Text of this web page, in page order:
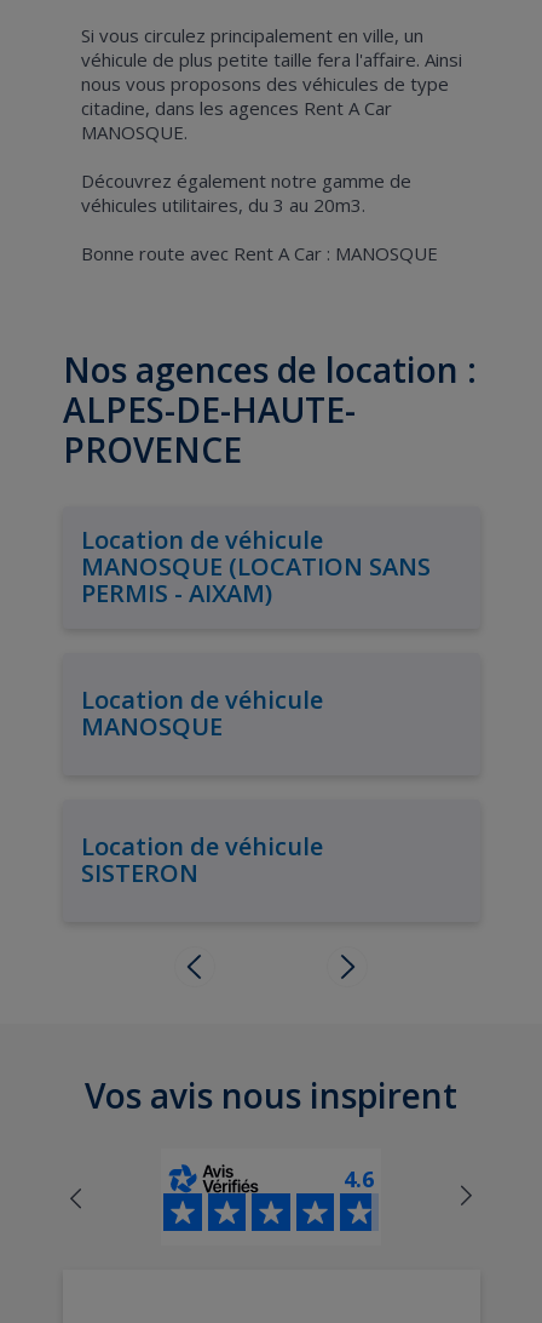
Si vous circulez principalement en ville, un
véhicule de plus petite taille fera l'affaire. Ainsi
nous vous proposons des véhicules de type
citadine, dans les agences Rent A Car
MANOSQUE.
Découvrez également notre gamme de
véhicules utilitaires, du 3 au 20m3.
Bonne route avec Rent A Car : MANOSQUE
Nos agences de location :
ALPES-DE-HAUTE-
PROVENCE
Location de véhicule
MANOSQUE (LOCATION SANS
PERMIS - AIXAM)
Location de véhicule
MANOSQUE
Location de véhicule
SISTERON
Vos avis nous inspirent
4.6